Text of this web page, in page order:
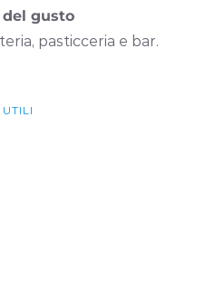
gusto
pasticceria e bar.